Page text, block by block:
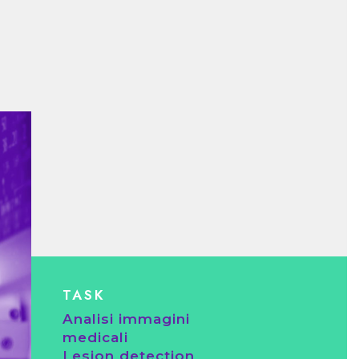
TASK
Analisi immagini
medicali